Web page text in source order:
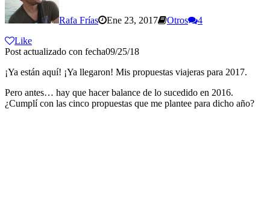
Rafa Frías Ene 23, 2017 Otros
4
Like
Post actualizado con fecha09/25/18
¡Ya están aquí! ¡Ya llegaron! Mis propuestas viajeras para 2017.
Pero antes… hay que hacer balance de lo sucedido en 2016.
¿Cumplí con las cinco propuestas que me plantee para dicho año?